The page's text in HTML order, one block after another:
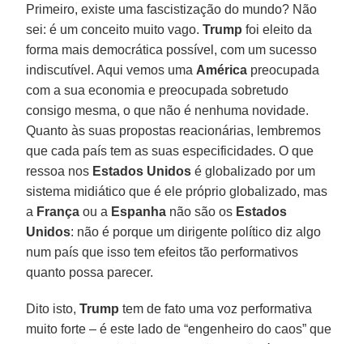
Primeiro, existe uma fascistização do mundo? Não
sei: é um conceito muito vago.Trump foi eleito da
forma mais democrática possível, com um sucesso
indiscutível. Aqui vemos uma América preocupada
com a sua economia e preocupada sobretudo
consigo mesma, o que não é nenhuma novidade.
Quanto às suas propostas reacionárias, lembremos
que cada país tem as suas especificidades. O que
ressoa nos Estados Unidos é globalizado por um
sistema midiático que é ele próprio globalizado, mas
a França ou a Espanha não são os Estados
Unidos: não é porque um dirigente político diz algo
num país que isso tem efeitos tão performativos
quanto possa parecer.
Dito isto,Trump tem de fato uma voz performativa
muito forte – é este lado de “engenheiro do caos” que